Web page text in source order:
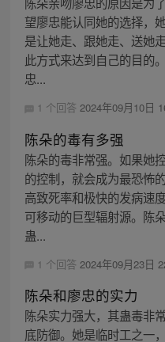
望廖忠能认同她的选择，
是让她走、跟她走、送她
此方式来达到自己的目的
忠...
1 个回答 2024年09月10日
陈朵的毒有多强
陈朵的毒非常强。如果她
的控制，就会成为最恐怖
高致死率和极快的发病速
可移动的巨型辐射源。陈
蛊...
1 个回答 2024年09月23日
陈朵和廖忠的实力
陈朵实力强大，其蛊毒非
底防御。她是临时工之一